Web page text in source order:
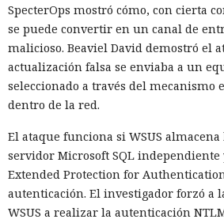
SpecterOps mostró cómo, con cierta
se puede convertir en un canal de
malicioso. Beaviel David demostró el
actualización falsa se enviaba a un
seleccionado a través del mecanismo
dentro de la red.
El ataque funciona si WSUS almacena
servidor Microsoft SQL independiente
Extended Protection for
autenticación. El investigador forzó a
WSUS a realizar la autenticación